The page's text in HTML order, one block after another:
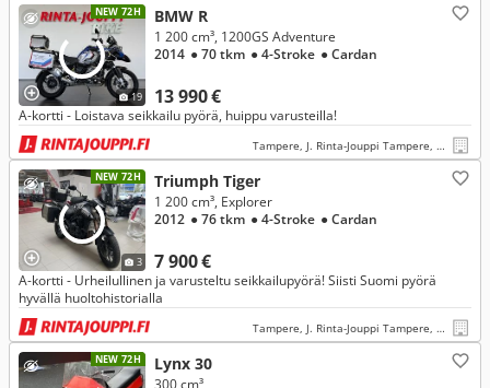
NEW 72H
19
BMW R
13 990 €
1 200 cm³, 1200GS Adventure
2014 ● 70 tkm ● 4-Stroke ● Cardan
A-kortti - Loistava seikkailu pyörä, huippu varusteilla!
Tampere, J. Rinta-Jouppi Tampere, Lielahti
NEW 72H
3
Triumph Tiger
7 900 €
1 200 cm³, Explorer
2012 ● 76 tkm ● 4-Stroke ● Cardan
A-kortti - Urheilullinen ja varusteltu seikkailupyörä! Siisti Suomi pyörä
hyvällä huoltohistorialla
Tampere, J. Rinta-Jouppi Tampere, Lielahti
NEW 72H Lynx 30
300 cm³